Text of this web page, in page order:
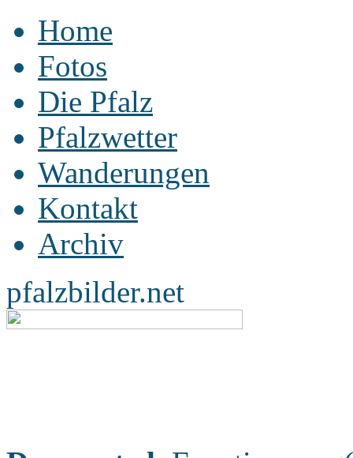
Home
Fotos
Die Pfalz
Pfalzwetter
Wanderungen
Kontakt
Archiv
pfalzbilder.net